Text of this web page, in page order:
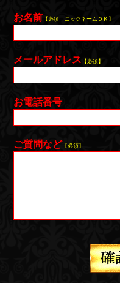
お名前 【必須 ニックネームＯＫ】
メールアドレス 【必須】
お電話番号
ご質問など 【必須】